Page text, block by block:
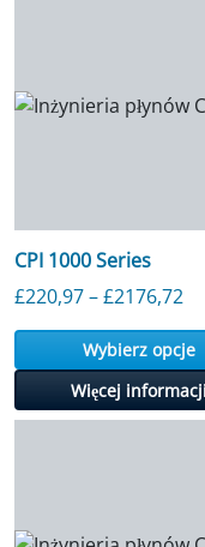
CPI 1000 Series
£220,97–£2176,72
Wybierz opcje
Więcej informacji